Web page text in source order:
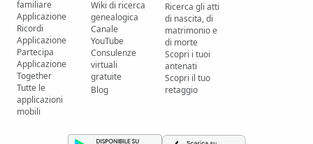
familiare
Applicazione
Ricordi
Applicazione
Partecipa
Applicazione
Together
Tutte le
applicazioni
mobili
Wiki di ricerca
genealogica
Canale
YouTube
Consulenze
virtuali
gratuite
Blog
Ricerca gli atti
di nascita, di
matrimonio e
di morte
Scopri i tuoi
antenati
Scopri il tuo
retaggio